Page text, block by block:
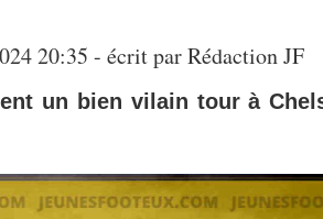
20:35 - écrit par Rédaction JF
un bien vilain tour à